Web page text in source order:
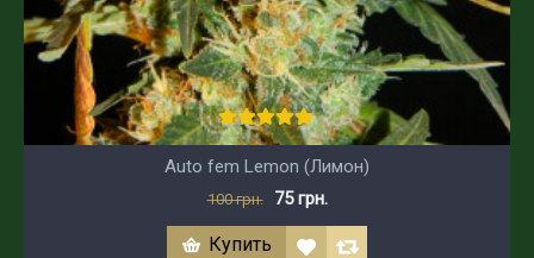
Auto fem Lemon (Лимон)
100 грн. 75 грн.
Купить